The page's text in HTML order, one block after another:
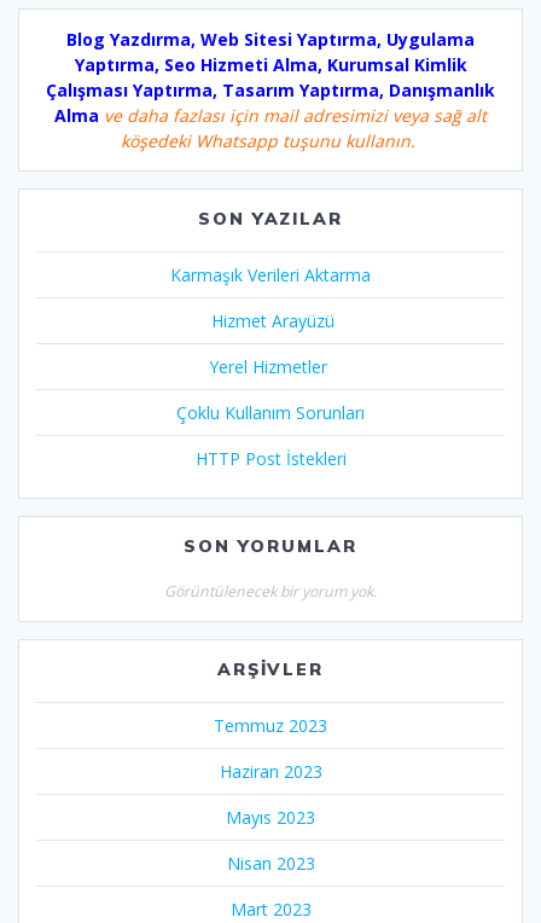
Blog Yazdırma, Web Sitesi Yaptırma, Uygulama
Yaptırma, Seo Hizmeti Alma, Kurumsal Kimlik
Çalışması Yaptırma, Tasarım Yaptırma, Danışmanlık
Alma ve daha fazlası için mail adresimizi veya sağ alt
köşedeki Whatsapp tuşunu kullanın.
SON YAZILAR
Karmaşık Verileri Aktarma
Hizmet Arayüzü
Yerel Hizmetler
Çoklu Kullanım Sorunları
HTTP Post İstekleri
SON YORUMLAR
Görüntülenecek bir yorum yok.
ARŞIVLER
Temmuz 2023
Haziran 2023
Mayıs 2023
Nisan 2023
Mart 2023